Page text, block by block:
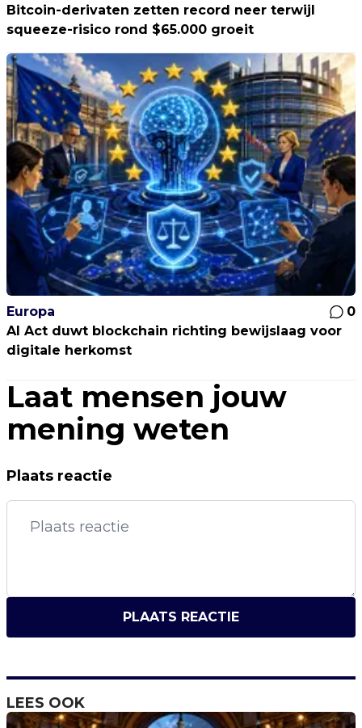
Bitcoin-derivaten zetten record neer terwijl
squeeze-risico rond $65.000 groeit
Europa
0
AI Act duwt blockchain richting bewijslaag voor
digitale herkomst
Laat mensen jouw
mening weten
Plaats reactie
PLAATS REACTIE
LEES OOK